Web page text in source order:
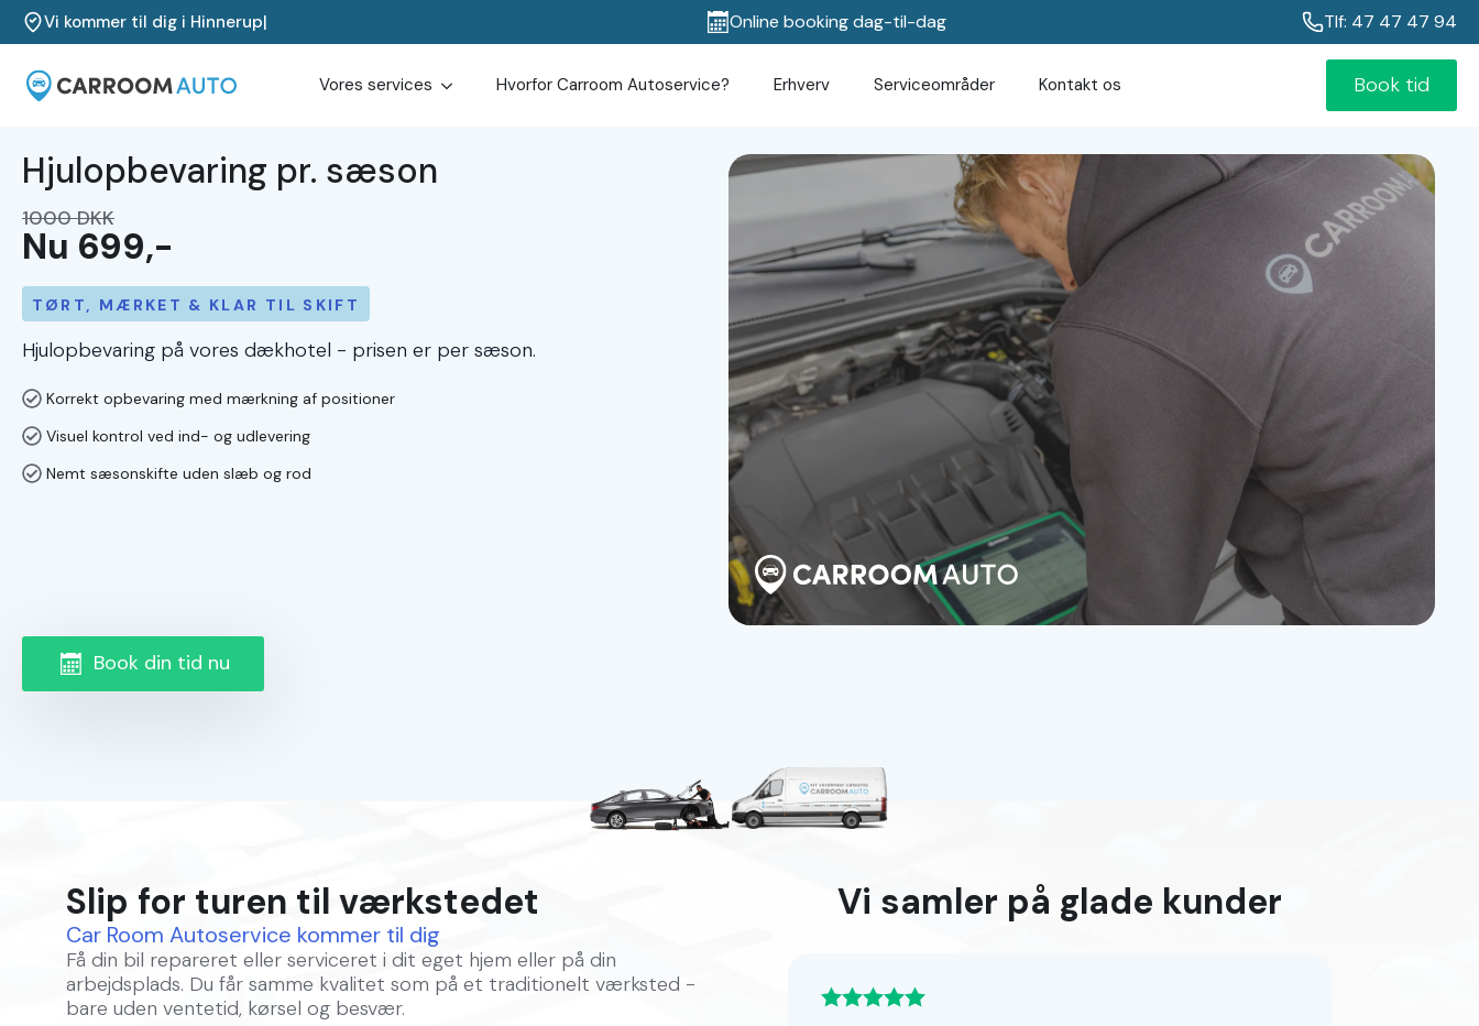
Vi kommer til dig i Odder| Online booking dag-til-dag Tlf: 47 47 47 94
Vores services Hvorfor Carroom Autoservice? Erhverv Serviceområder Kontakt os Book tid
Hjulopbevaring pr. sæson
1000 DKK
Nu 699,-
TØRT, MÆRKET & KLAR TIL SKIFT
Hjulopbevaring på vores dækhotel - prisen er per sæson.
Korrekt opbevaring med mærkning af positioner
Visuel kontrol ved ind- og udlevering
Nemt sæsonskifte uden slæb og rod
Book din tid nu
Slip for turen til værkstedet
Car Room Autoservice kommer til dig
Få din bil repareret eller serviceret i dit eget hjem eller på din
arbejdsplads. Du får samme kvalitet som på et traditionelt værksted -
bare uden ventetid, kørsel og besvær.
Vi samler på glade kunder